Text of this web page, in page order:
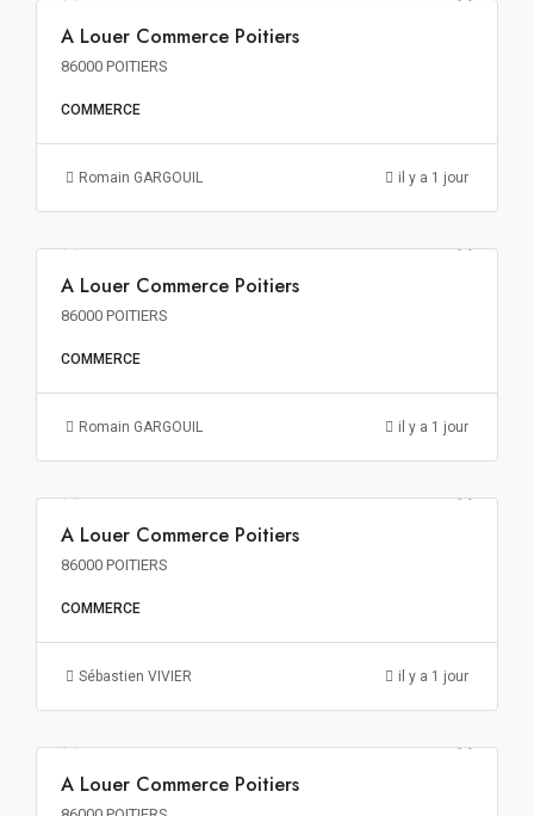
A Louer Commerce Poitiers
86000 POITIERS
COMMERCE
Romain GARGOUIL il y a 1 jour
271€ m²/an HT HC
A Louer Commerce Poitiers
86000 POITIERS
COMMERCE
Romain GARGOUIL il y a 1 jour
139€ m²/an HT HC
A Louer Commerce Poitiers
86000 POITIERS
COMMERCE
Sébastien VIVIER il y a 1 jour
84€ m²/an HT HC
A Louer Commerce Poitiers